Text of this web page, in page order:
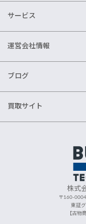
サービス
運営会社情報
ブログ
買取サイト
株式
〒160-
東証
【古物